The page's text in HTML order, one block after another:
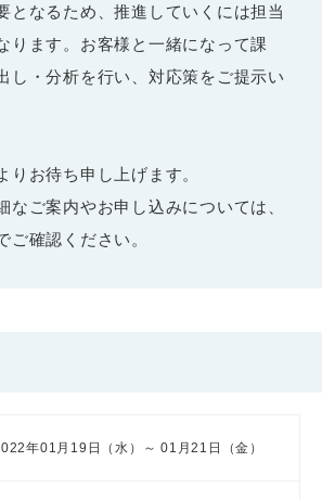
となるため、推進していくには担当
ります。お客様と一緒になって課
し・分析を行い、対応策をご提示い
りお待ち申し上げます。
ご案内やお申し込みについては、
ご確認ください。
年01月19日（水）～ 01月21日（金）